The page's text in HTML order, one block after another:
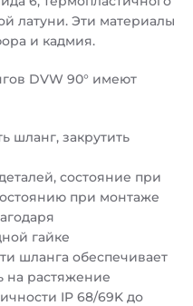
латуни. Эти материалы
и кадмия.
DVW 90° имеют
шланг, закрутить
состояние при
при монтаже
гайке
шланга обеспечивает
на растяжение
IP 68/69K до